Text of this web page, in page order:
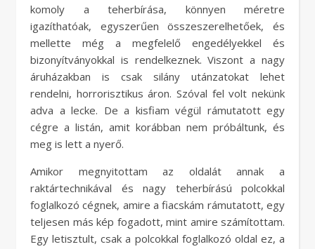
komoly a teherbírása, könnyen méretre
igazíthatóak, egyszerűen összeszerelhetőek, és
mellette még a megfelelő engedélyekkel és
bizonyítványokkal is rendelkeznek. Viszont a nagy
áruházakban is csak silány utánzatokat lehet
rendelni, horrorisztikus áron. Szóval fel volt nekünk
adva a lecke. De a kisfiam végül rámutatott egy
cégre a listán, amit korábban nem próbáltunk, és
meg is lett a nyerő.
Amikor megnyitottam az oldalát annak a
raktártechnikával és nagy teherbírású polcokkal
foglalkozó cégnek, amire a fiacskám rámutatott, egy
teljesen más kép fogadott, mint amire számítottam.
Egy letisztult, csak a polcokkal foglalkozó oldal ez, a